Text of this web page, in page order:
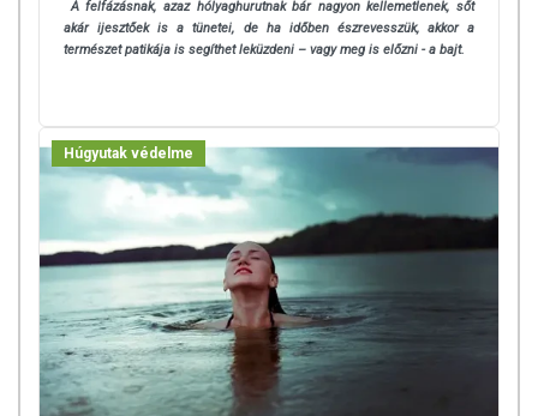
tápanyagokat. Bár az étrend-kiegészítők kedvező élettani
hatással rendelkezhetnek, amely egyénenként eltérő lehet, jelölésük,
A felfázásnak, azaz hólyaghurutnak bár nagyon kellemetlenek, sőt
akár ijesztőek is a tünetei, de ha időben észrevesszük, akkor a
természet patikája is segíthet leküzdeni – vagy meg is előzni - a bajt.
Húgyutak védelme